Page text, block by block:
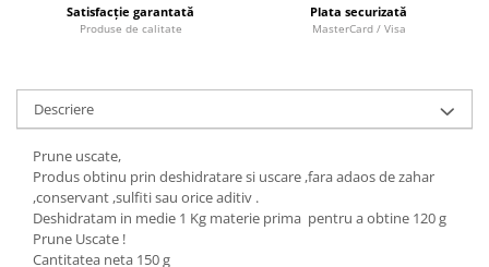
Satisfacție garantată
Produse de calitate
Plata securizată
MasterCard / Visa
Descriere
Prune uscate,
Produs obtinu prin deshidratare si uscare ,fara adaos de zahar
,conservant ,sulfiti sau orice aditiv .
Deshidratam in medie 1 Kg materie prima pentru a obtine 120 g
Prune Uscate !
Cantitatea neta 150 g